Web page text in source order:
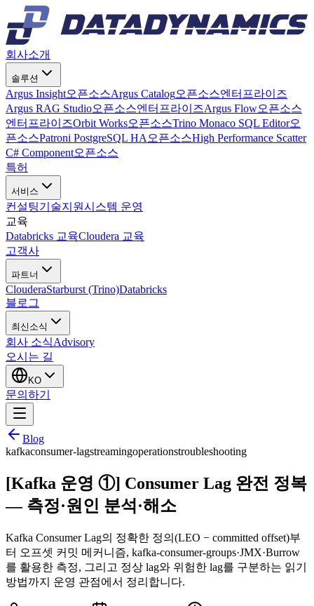
회사소개
솔루션
Argus Insight오픈소스Argus Catalog오픈소스엔터프라이즈
Argus RAG Studio오픈소스엔터프라이즈Argus Flow오픈소스
엔터프라이즈Orbit Works오픈소스Trino Monaco SQL Editor오
픈소스Patroni PostgreSQL HA 오픈소스High Performance Scatter
C# Component오픈소스
특허
서비스
컨설팅기술지원시스템 운영
교육
Databricks 교육Cloudera 교육
고객사
파트너
ClouderaStarburst (Trino)Databricks
블로그
최신소식
회사 소식Advisory
오시는 길
KO
문의하기
Blog
kafkaconsumer-lagstreamingoperationstroubleshooting
[Kafka 운영 ①] Consumer Lag 완전 정복
— 측정·원인 분석·해소
Kafka Consumer Lag의 정확한 정의(LEO − committed offset)부
터 오프셋 커밋 메커니즘, kafka-consumer-groups·JMX·Burrow
를 활용한 측정, 그리고 정상 lag와 위험한 lag를 구분하는 읽기
방법까지 운영 관점에서 정리합니다.